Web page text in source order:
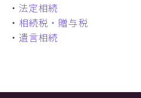
・ 法定相続
・ 相続税・贈与税
・ 遺言相続